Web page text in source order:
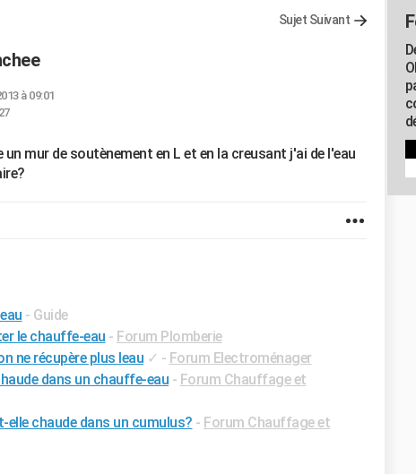
Sujet Suivant
à 09:01
mur de soutènement en L et en la creusant j'ai de l'eau
- Guide
le chauffe-eau - Forum Plomberie
ne récupère plus leau ✓ - Forum Electroménager
dans un chauffe-eau - Forum Chauffage et
chaude dans un cumulus? - Forum Chauffage et